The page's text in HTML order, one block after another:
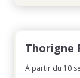
Thorigne
À partir du 10